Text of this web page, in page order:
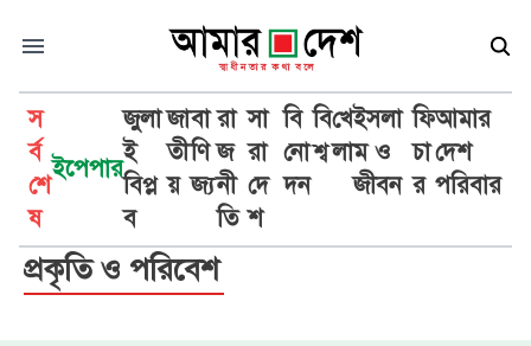
স
র্ব
শে
ষ
ইপেপার
জুলা
ই
বিপ্ল
ব
জা
তী
য়
বা
ণি
জ্য
রা
জ
নী
তি
সা
রা
দে
শ
বি
নো
দন
বি
শ্ব
খে
লা
ইসলা
ম ও
জীবন
ফি
চা
র
আমার
দেশ
পরিবার
প্রকৃতি ও পরিবেশ